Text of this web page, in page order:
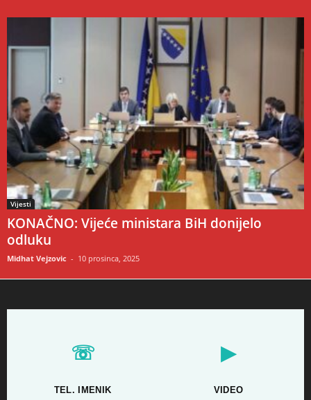
Vijesti
KONAČNO: Vijeće ministara BiH donijelo
odluku
Midhat Vejzovic - 10 prosinca, 2025
☏
TEL. IMENIK
▶
VIDEO